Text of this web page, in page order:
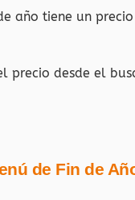
año tiene un
precio desde el
de Fin de